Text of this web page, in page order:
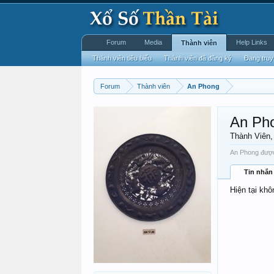
Forum Thành viên An Phong
An
Thành Viên
An Phong
Tin
Hiện tại
Forum Media Thành viên
Thành viên tiêu biểu Thành viên đã đăng ký Đang
Help Links